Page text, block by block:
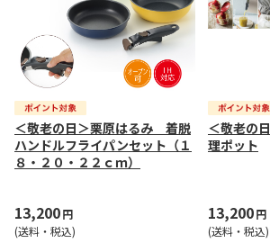
＜敬老の日＞栗原はるみ 着脱
ハンドルフライパンセット（１
８・２０・２２ｃｍ）
13,200円
(送料・税込)
＜敬老の
理ポット
13,200円
(送料・税込)